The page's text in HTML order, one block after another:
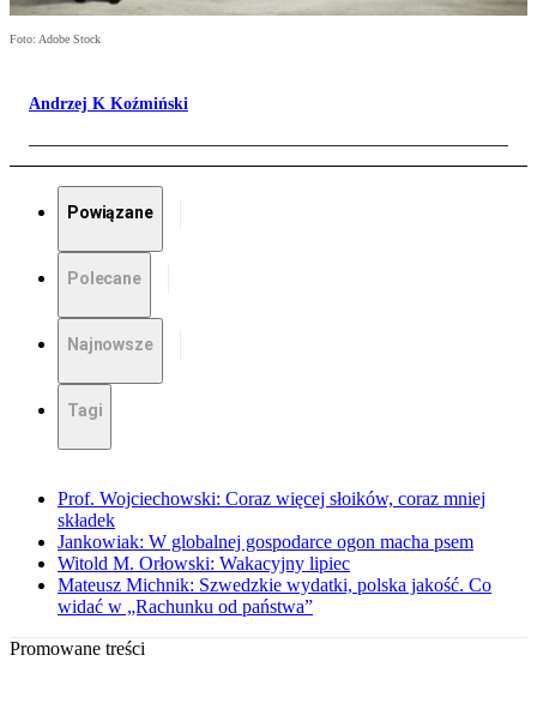
Foto: Adobe Stock
Andrzej K Koźmiński
Powiązane
Polecane
Najnowsze
Tagi
Prof. Wojciechowski: Coraz więcej słoików, coraz mniej
składek
Jankowiak: W globalnej gospodarce ogon macha psem
Witold M. Orłowski: Wakacyjny lipiec
Mateusz Michnik: Szwedzkie wydatki, polska jakość. Co
widać w „Rachunku od państwa”
Promowane treści